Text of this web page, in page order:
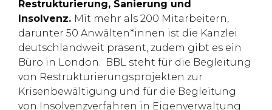
Restrukturierung, Sanierung und
Insolvenz. Mit mehr als 200 Mitarbeitern,
darunter 50 Anwälten*innen ist die Kanzlei
deutschlandweit präsent, zudem gibt es ein
Büro in London. BBL steht für die Begleitung
von Restrukturierungsprojekten zur
Krisenbewältigung und für die Begleitung
von Insolvenzverfahren in Eigenverwaltung.